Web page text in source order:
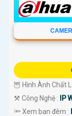
🦉 Hình Ành Chất
⚒ Công Nghệ : IP
🔦 Xem ban đêm :